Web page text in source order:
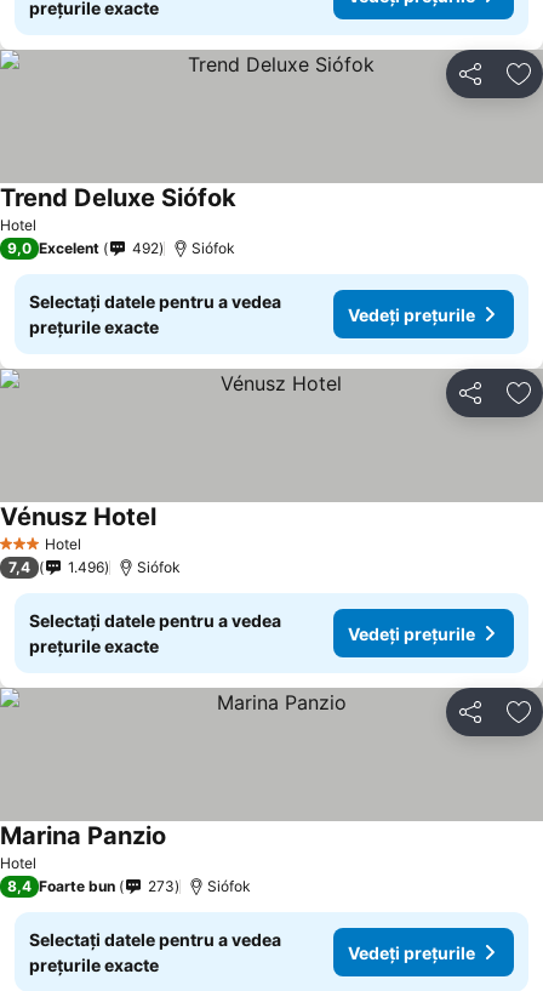
prețurile exacte
Distribuiți
Hotel
Trend Deluxe SiófokVedeți prețurile
9,0 Excelent 492 Siófok
Selectați datele pentru a vedea
prețurile exacte
Vedeți prețurile
Distribuiți
3 SteleHotel
Vénusz HotelVedeți prețurile
7,4 1.496 Siófok
Selectați datele pentru a vedea
prețurile exacte
Vedeți prețurile
Distribuiți
Hotel
Marina Panzio
8,4 Foarte bun 273 Siófok
Selectați datele pentru a vedea
prețurile exacte
Vedeți prețurile